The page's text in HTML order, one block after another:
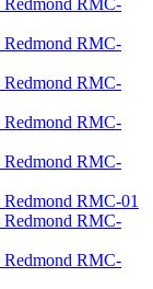
Redmond RMC-
Redmond RMC-
Redmond RMC-
Redmond RMC-
Redmond RMC-
Redmond RMC-01
Redmond RMC-
Redmond RMC-